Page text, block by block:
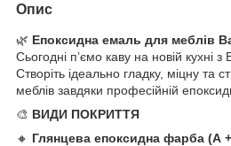
Опис
🌿 Епоксидна емаль для меблів
Сьогодні п’ємо каву на новій кухні з
Створіть ідеально гладку, міцну та
меблів завдяки професійній
🎨 ВИДИ ПОКРИТТЯ
🔸 Глянцева епоксидна фарба (А